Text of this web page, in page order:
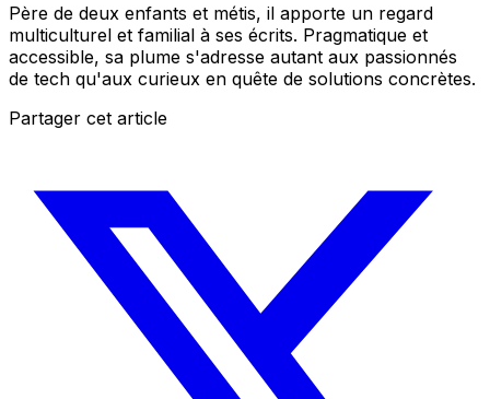
Père de deux enfants et métis, il apporte un regard
multiculturel et familial à ses écrits. Pragmatique et
accessible, sa plume s'adresse autant aux passionnés
de tech qu'aux curieux en quête de solutions concrètes.
Partager cet article